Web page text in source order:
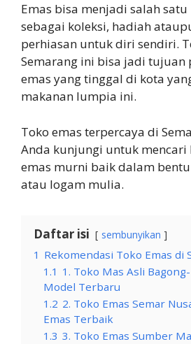
Emas bisa menjadi salah
sebagai koleksi, hadiah
perhiasan untuk diri sendiri.
Semarang ini bisa jadi tujuan
emas yang tinggal di kota
makanan lumpia ini.
Toko emas terpercaya di
Anda kunjungi untuk
emas murni baik dalam
atau logam mulia.
Daftar isi sembunyikan
1 Rekomendasi Toko Emas di
1.1 1. Toko Mas Asli
Model Terbaru
1.2 2. Toko Emas Semar
Emas Terbaik
1.3 3. Toko Emas Sumber